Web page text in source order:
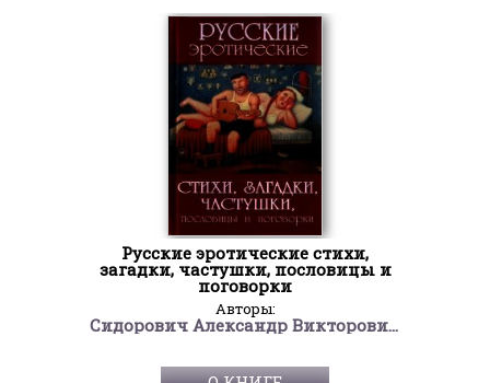
Русские эротические стихи,
загадки, частушки, пословицы и
поговорки
Авторы:
Сидорович Александр Викторович "Составитель"